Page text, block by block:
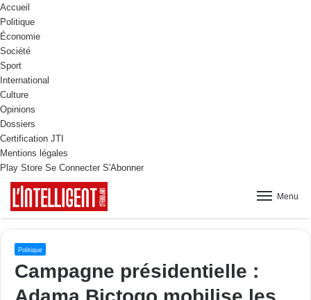
Accueil
Politique
Économie
Société
Sport
International
Culture
Opinions
Dossiers
Certification JTI
Mentions légales
Play Store Se Connecter S'Abonner
Menu
Politique
Campagne présidentielle :